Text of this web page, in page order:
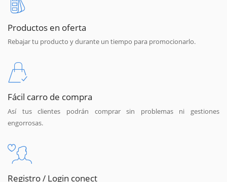
Productos en oferta
Rebajar tu producto y durante un tiempo para promocionarlo.
Fácil carro de compra
Así tus clientes podrán comprar sin problemas ni gestiones
engorrosas.
Registro / Login conect